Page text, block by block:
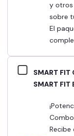
y otros
sobre
El
SMART FIT
SMART FIT
¡Potencializa tus entrenamientos con el
Recibe